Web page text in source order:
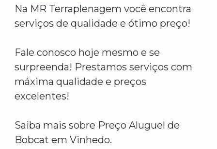
Na MR Terraplenagem você encontra
serviços de qualidade e ótimo preço!
Fale conosco hoje mesmo e se
surpreenda! Prestamos serviços com
máxima qualidade e preços
excelentes!
Saiba mais sobre Preço Aluguel de
Bobcat em Vinhedo.